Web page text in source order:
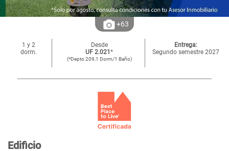
+63
1 y 2
dorm.
Desde
UF 2.021*
(*Depto 209,1 Dorm/1 Baño)
Entrega:
Segundo semestre 2027
Edificio